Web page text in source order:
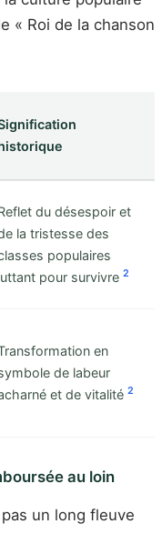
« Roi de la chanson
du désespoir et
la tristesse des
populaires
pour survivre 2
en
de labeur
et de vitalité 2
au loin
un long fleuve